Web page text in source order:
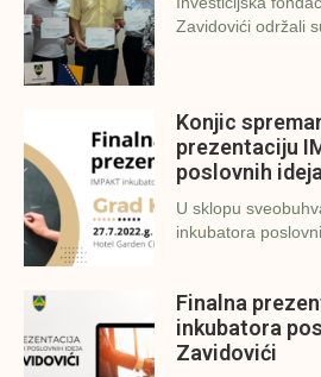
Zavidovići održali
Konjic
prezentaciju
poslovnih ideja
U sklopu
inkubatora
Finalna
inkubatora
Zavidovići